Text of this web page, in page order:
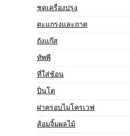
ชุดเครื่องปรุง
ตะแกรงและถาด
ถังแก๊ส
ทัพพี
ที่ใส่ช้อน
ปิ่นโต
ฝาครอบไมโครเวฟ
ส้อมจิ้มผลไม้